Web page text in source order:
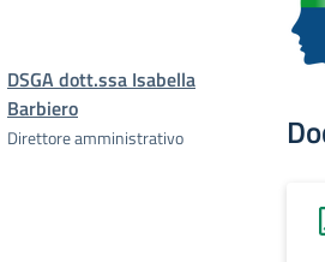
DSGA dott.ssa Isabella
Barbiero
Direttore amministrativo